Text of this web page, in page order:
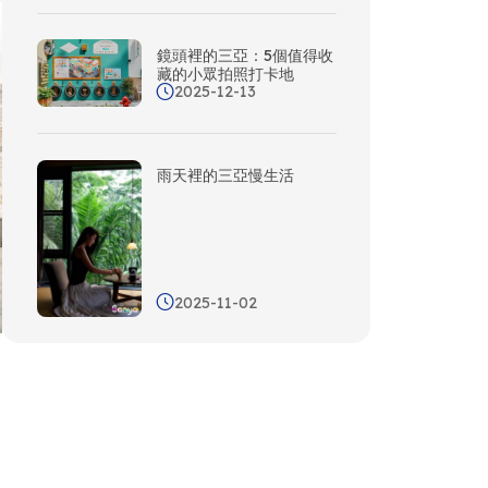
鏡頭裡的三亞：5個值得收
藏的小眾拍照打卡地
2025-12-13
雨天裡的三亞慢生活
2025-11-02